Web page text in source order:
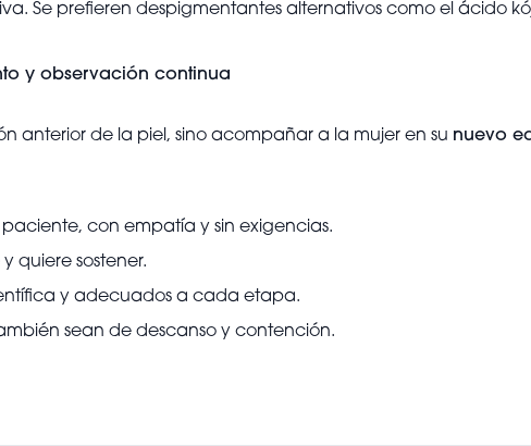
Se prefieren despigmentantes alternativos como el ácido
y observación continua
anterior de la piel, sino acompañar a la mujer en su nuevo
con empatía y sin exigencias.
quiere sostener.
y adecuados a cada etapa.
sean de descanso y contención.